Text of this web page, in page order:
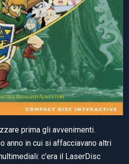
prima gli avvenimenti.
anno in cui si affacciavano altri
c’era il LaserDisc